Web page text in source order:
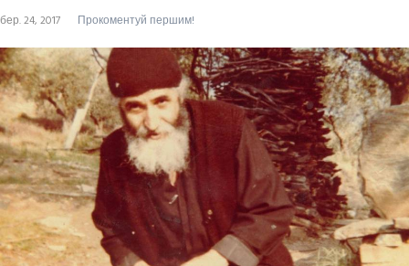
бер. 24, 2017 Прокоментуй першим!